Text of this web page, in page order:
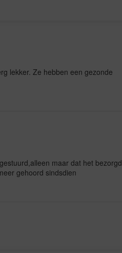
lekker. Ze hebben een gezonde
maar dat het bezorgd
gehoord sindsdien